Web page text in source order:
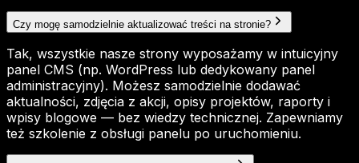
Czy mogę samodzielnie aktualizować treści na stronie?
Tak, wszystkie nasze strony wyposażamy w intuicyjny
panel CMS (np. WordPress lub dedykowany panel
administracyjny). Możesz samodzielnie dodawać
aktualności, zdjęcia z akcji, opisy projektów, raporty i
wpisy blogowe — bez wiedzy technicznej. Zapewniamy
też szkolenie z obsługi panelu po uruchomieniu.